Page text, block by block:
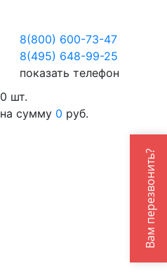
8(800) 600-73-47
8(495) 648-99-25
показать телефон
0 шт.
на сумму 0 руб.
Вам перезвонить?